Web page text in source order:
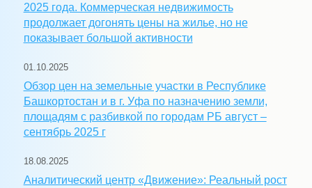
2025 года. Коммерческая недвижимость
продолжает догонять цены на жилье, но не
показывает большой активности
01.10.2025
Обзор цен на земельные участки в Республике
Башкортостан и в г. Уфа по назначению земли,
площадям с разбивкой по городам РБ август –
сентябрь 2025 г
18.08.2025
Аналитический центр «Движение»: Реальный рост